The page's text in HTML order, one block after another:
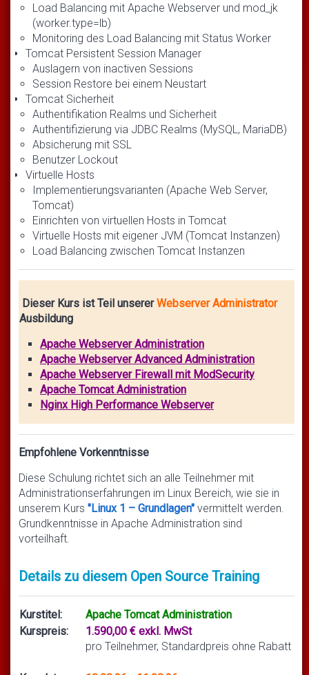
Load Balancing mit Apache Webserver und mod_jk
(worker.type=lb)
Monitoring des Load Balancing mit Status Worker
Tomcat Persistent Session Manager
Auslagern von inactiven Sessions
Session Restore bei einem Neustart
Tomcat Sicherheit
Authentifikation Realms und Sicherheit
Authentifizierung via JDBC Realms (MySQL, MariaDB)
Absicherung mit SSL
Benutzer Lockout
Virtuelle Hosts
Implementierungsvarianten (Apache Web Server,
Tomcat)
Einrichten von virtuellen Hosts in Tomcat
Virtuelle Hosts mit eigener JVM (Tomcat Instanzen)
Load Balancing zwischen Tomcat Instanzen
Dieser Kurs ist Teil unsererWebserver Administrator
Ausbildung
Apache Webserver Administration
Apache Webserver Advanced Administration
Apache Webserver Firewall mit ModSecurity
Apache Tomcat Administration
Nginx High Performance Webserver
Empfohlene Vorkenntnisse
Diese Schulung richtet sich an alle Teilnehmer mit
Administrationserfahrungen im Linux Bereich, wie sie in
unserem Kurs "Linux 1 – Grundlagen" vermittelt werden.
Grundkenntnisse in Apache Administration sind
vorteilhaft.
Details zu diesem Open Source Training
Kurstitel:
Apache Tomcat Administration
Kurspreis:
1.590,00 € exkl. MwSt
pro Teilnehmer, Standardpreis ohne Rabatt